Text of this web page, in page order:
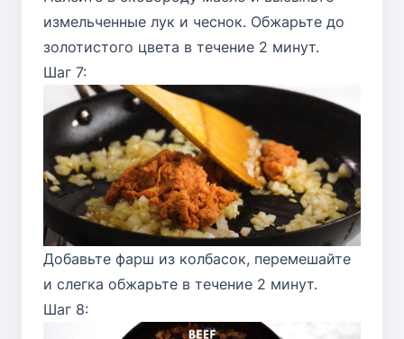
измельченные лук и чеснок. Обжарьте до
золотистого цвета в течение 2 минут.
Шаг 7:
Добавьте фарш из колбасок, перемешайте
и слегка обжарьте в течение 2 минут.
Шаг 8: